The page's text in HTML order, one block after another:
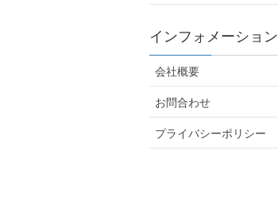
インフォメーション
会社概要
お問合わせ
プライバシーポリシー